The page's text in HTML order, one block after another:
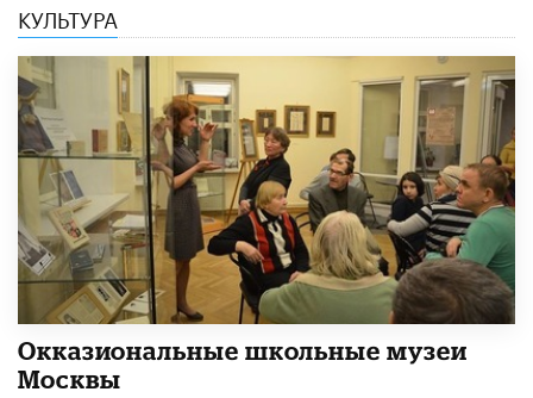
КУЛЬТУРА
​Окказиональные школьные музеи
Москвы